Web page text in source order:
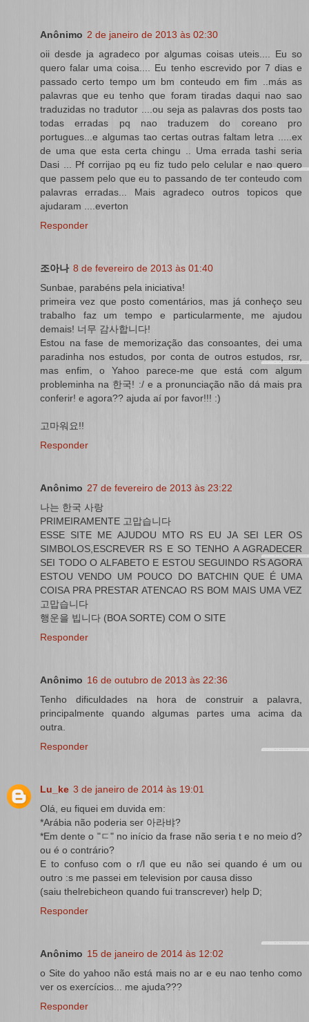
Anônimo 2 de janeiro de 2013 às 02:30
oii desde ja agradeco por algumas coisas uteis.... Eu so
quero falar uma coisa.... Eu tenho escrevido por 7 dias e
passado certo tempo um bm conteudo em fim ..más as
palavras que eu tenho que foram tiradas daqui nao sao
traduzidas no tradutor ....ou seja as palavras dos posts tao
todas erradas pq nao traduzem do coreano pro
portugues...e algumas tao certas outras faltam letra .....ex
de uma que esta certa chingu .. Uma errada tashi seria
Dasi ... Pf corrijao pq eu fiz tudo pelo celular e nao quero
que passem pelo que eu to passando de ter conteudo com
palavras erradas... Mais agradeco outros topicos que
ajudaram ....everton
Responder
조아나 8 de fevereiro de 2013 às 01:40
Sunbae, parabéns pela iniciativa!
primeira vez que posto comentários, mas já conheço seu
trabalho faz um tempo e particularmente, me ajudou
demais! 너무 감사합니다!
Estou na fase de memorização das consoantes, dei uma
paradinha nos estudos, por conta de outros estudos, rsr,
mas enfim, o Yahoo parece-me que está com algum
probleminha na 한국! :/ e a pronunciação não dá mais pra
conferir! e agora?? ajuda aí por favor!!! :)
고마워요!!
Responder
Anônimo 27 de fevereiro de 2013 às 23:22
나는 한국 사랑
PRIMEIRAMENTE 고맙습니다
ESSE SITE ME AJUDOU MTO RS EU JA SEI LER OS
SIMBOLOS,ESCREVER RS E SO TENHO A AGRADECER
SEI TODO O ALFABETO E ESTOU SEGUINDO RS AGORA
ESTOU VENDO UM POUCO DO BATCHIN QUE É UMA
COISA PRA PRESTAR ATENCAO RS BOM MAIS UMA VEZ
고맙습니다
행운을 빕니다 (BOA SORTE) COM O SITE
Responder
Anônimo 16 de outubro de 2013 às 22:36
Tenho dificuldades na hora de construir a palavra,
principalmente quando algumas partes uma acima da
outra.
Responder
Lu_ke 3 de janeiro de 2014 às 19:01
Olá, eu fiquei em duvida em:
*Arábia não poderia ser 아라뱌?
*Em dente o "ㄷ" no início da frase não seria t e no meio d?
ou é o contrário?
E to confuso com o r/l que eu não sei quando é um ou
outro :s me passei em television por causa disso
(saiu thelrebicheon quando fui transcrever) help D;
Responder
Anônimo 15 de janeiro de 2014 às 12:02
o Site do yahoo não está mais no ar e eu nao tenho como
ver os exercícios... me ajuda???
Responder